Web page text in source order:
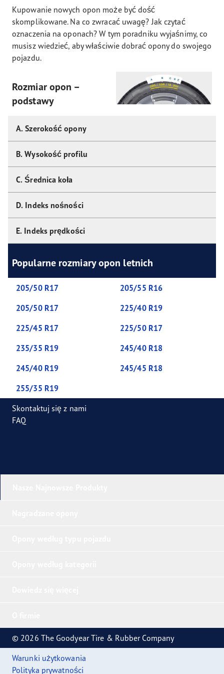
Kupowanie nowych opon może być dość
skomplikowane. Na co zwracać uwagę? Jak czytać
oznaczenia na oponach? W tym poradniku wyjaśnimy, co
musisz wiedzieć, aby właściwie dobrać opony do swojego
pojazdu.
Rozmiar opon –
podstawy
A. Szerokość opony
B. Wysokość profilu
C. Średnica koła
D. Indeks nośności
E. Indeks prędkości
Popularne rozmiary opon letnich
205/50 R17
205/55 R16
205/50 R17
225/40 R19
225/45 R17
225/50 R17
235/35 R19
245/40 R18
245/40 R19
245/45 R18
255/35 R19
Skontaktuj się z nami
FAQ
© 2026 The Goodyear Tire & Rubber Company
Warunki użytkowania
Polityka prywatności